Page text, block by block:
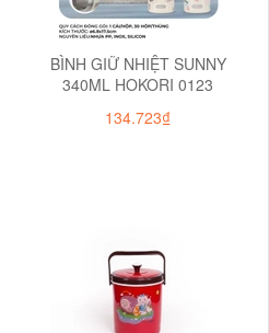
BÌNH GIỮ NHIỆT SUNNY
340ML HOKORI 0123
134.723₫